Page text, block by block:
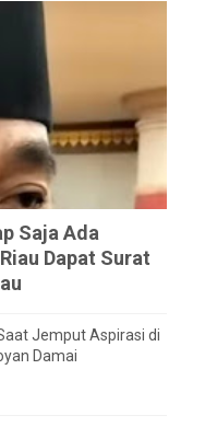
Saja Ada
Dapat Surat
Jemput Aspirasi di
Damai